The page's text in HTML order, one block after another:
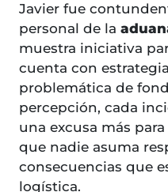
Javier fue
personal de la
muestra iniciativa
cuenta con
problemática de
percepción, cada
una excusa más
que nadie asuma
consecuencias que
logística.